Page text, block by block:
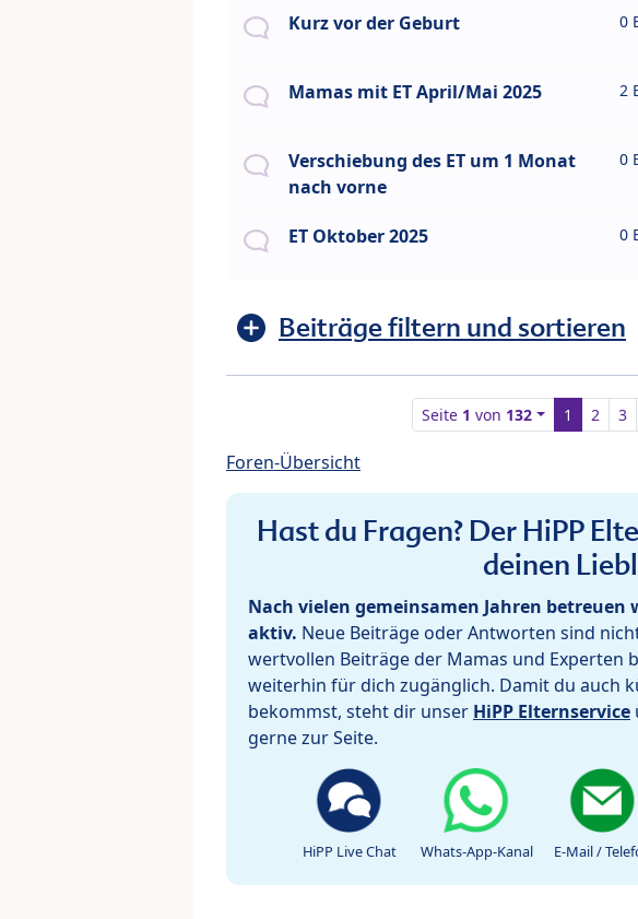
Kurz vor der Geburt 0
Mamas mit ET April/Mai 2025 2
Verschiebung des ET um 1 Monat
nach vorne
0
ET Oktober 2025 0
Beiträge filtern und sortieren
Seite 1 von 132 1 2 3
Foren-Übersicht
Hast du Fragen? Der HiPP
deinen
Nach vielen gemeinsamen Jahren
aktiv. Neue Beiträge oder Antworten sind
wertvollen Beiträge der Mamas und Experten
weiterhin für dich zugänglich. Damit du auch
bekommst, steht dir unser HiPP Elternservice
gerne zur Seite.
HiPP Live Chat Whats-App-Kanal E-Mail /